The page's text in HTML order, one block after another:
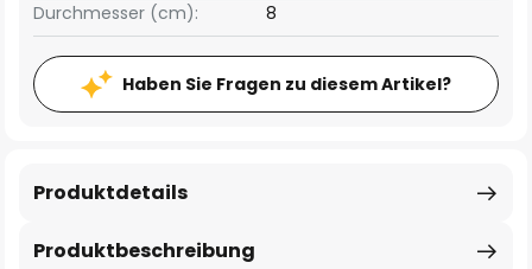
Durchmesser (cm):
8
Haben Sie Fragen zu diesem Artikel?
Produktbeschreibung
Produktdetails